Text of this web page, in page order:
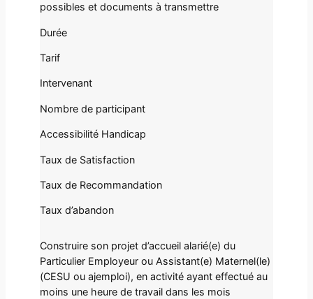
possibles et documents à transmettre
Durée
Tarif
Intervenant
Nombre de participant
Accessibilité Handicap
Taux de Satisfaction
Taux de Recommandation
Taux d’abandon
Construire son projet d’accueil alarié(e) du
Particulier Employeur ou Assistant(e) Maternel(le)
(CESU ou ajemploi), en activité ayant effectué au
moins une heure de travail dans les mois